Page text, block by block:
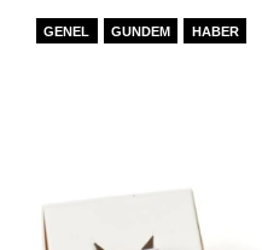
GENEL GUNDEM HABER